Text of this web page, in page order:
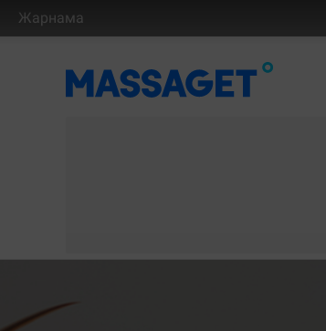
Жарнама